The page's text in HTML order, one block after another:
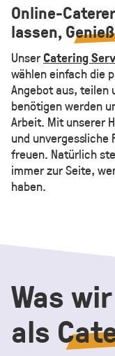
Online-
lassen,
UnserCatering
wählen einfach die
Angebot aus, teilen
benötigen werden
Arbeit. Mit unserer
und unvergessliche
freuen. Natürlich
immer zur Seite,
haben.
Was
als